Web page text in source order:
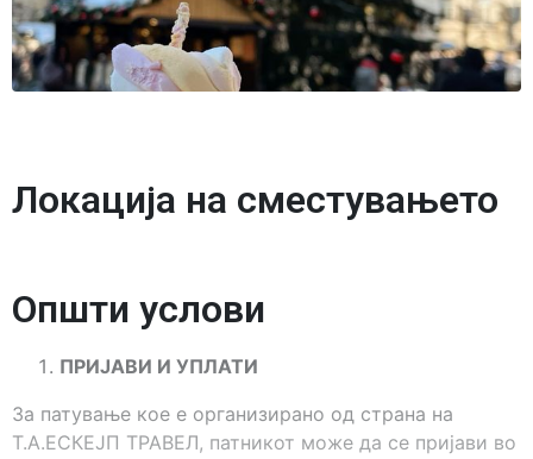
Локација на сместувањето
Општи услови
ПРИЈАВИ И УПЛАТИ
За патување кое е организирано од страна на
Т.А.ЕСКЕЈП ТРАВЕЛ, патникот може да се пријави во